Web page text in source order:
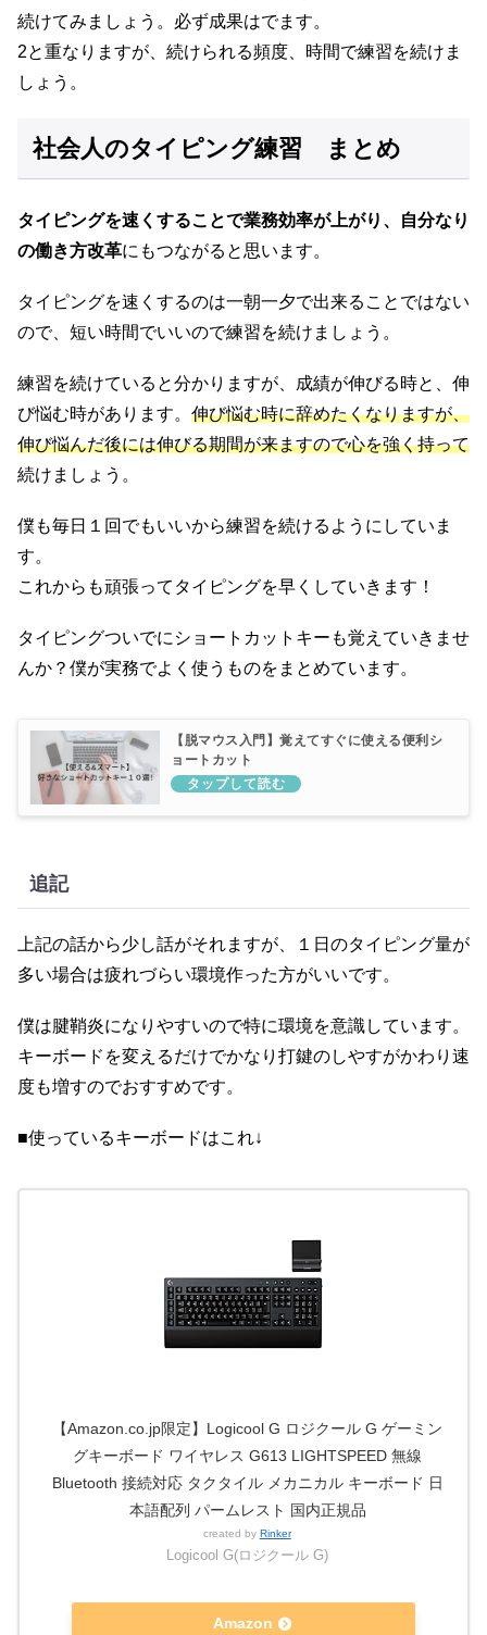
続けてみましょう。必ず成果はでます。
2と重なりますが、続けられる頻度、時間で練習を続けま
しょう。
社会人のタイピング練習 まとめ
タイピングを速くすることで業務効率が上がり、自分なり
の働き方改革にもつながると思います。
タイピングを速くするのは一朝一夕で出来ることではない
ので、短い時間でいいので練習を続けましょう。
練習を続けていると分かりますが、成績が伸びる時と、伸
び悩む時があります。 伸び悩む時に辞めたくなりますが、
伸び悩んだ後には伸びる期間が来ますので心を強く持って
続けましょう。
僕も毎日１回でもいいから練習を続けるようにしていま
す。
これからも頑張ってタイピングを早くしていきます！
タイピングついでにショートカットキーも覚えていきませ
んか？僕が実務でよく使うものをまとめています。
【脱マウス入門】覚えてすぐに使える便利シ
ョートカット
追記
上記の話から少し話がそれますが、１日のタイピング量が
多い場合は疲れづらい環境作った方がいいです。
僕は腱鞘炎になりやすいので特に環境を意識しています。
キーボードを変えるだけでかなり打鍵のしやすがかわり速
度も増すのでおすすめです。
■使っているキーボードはこれ↓
【Amazon.co.jp限定】Logicool G ロジクール G ゲーミン
グキーボード ワイヤレス G613 LIGHTSPEED 無線
Bluetooth 接続対応 タクタイル メカニカル キーボード 日
本語配列 パームレスト 国内正規品
created by Rinker
Logicool G(ロジクール G)
Amazon